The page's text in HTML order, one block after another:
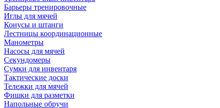
Барьеры тренировочные
Иглы для мячей
Конусы и штанги
Лестницы координационные
Манометры
Насосы для мячей
Секундомеры
Сумки для инвентаря
Тактические доски
Тележки для мячей
Фишки для разметки
Напольные обручи